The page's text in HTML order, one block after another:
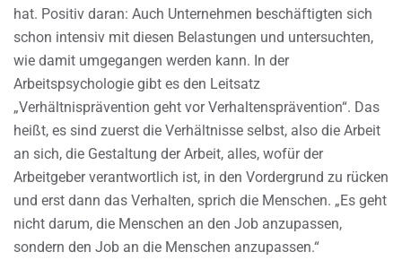
hat. Positiv daran: Auch Unternehmen beschäftigten sich
schon intensiv mit diesen Belastungen und untersuchten,
wie damit umgegangen werden kann. In der
Arbeitspsychologie gibt es den Leitsatz
„Verhältnisprävention geht vor Verhaltensprävention“. Das
heißt, es sind zuerst die Verhältnisse selbst, also die Arbeit
an sich, die Gestaltung der Arbeit, alles, wofür der
Arbeitgeber verantwortlich ist, in den Vordergrund zu rücken
und erst dann das Verhalten, sprich die Menschen. „Es geht
nicht darum, die Menschen an den Job anzupassen,
sondern den Job an die Menschen anzupassen.“